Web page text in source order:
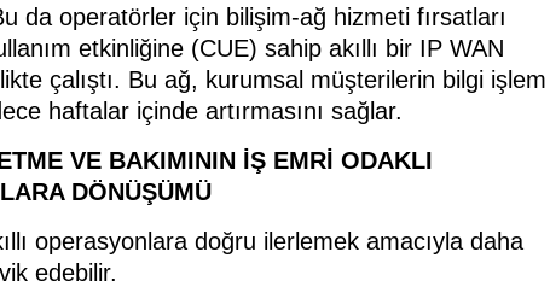
da operatörler için bilişim-ağ hizmeti fırsatları
etkinliğine (CUE) sahip akıllı bir IP WAN
çalıştı. Bu ağ, kurumsal müşterilerin bilgi işlem
haftalar içinde artırmasını sağlar.
VE BAKIMININ İŞ EMRİ ODAKLI
DÖNÜŞÜMÜ
operasyonlara doğru ilerlemek amacıyla daha
edebilir.